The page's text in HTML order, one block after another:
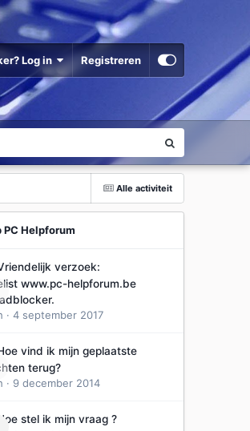
Log in Registreren
Alle activiteit
PC Helpforum
verzoek:
www.pc-helpforum.be
· 4 september 2017
vind ik mijn geplaatste
terug?
· 9 december 2014
Hoe stel ik mijn vraag ?